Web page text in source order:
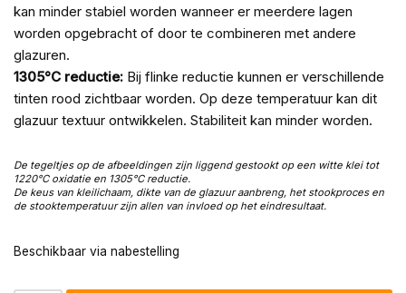
kan minder stabiel worden wanneer er meerdere lagen
worden opgebracht of door te combineren met andere
glazuren.
1305°C reductie: Bij flinke reductie kunnen er verschillende
tinten rood zichtbaar worden. Op deze temperatuur kan dit
glazuur textuur ontwikkelen. Stabiliteit kan minder worden.
De tegeltjes op de afbeeldingen zijn liggend gestookt op een witte klei tot
1220°C oxidatie en 1305°C reductie.
De keus van kleilichaam, dikte van de glazuur aanbreng, het stookproces en
de stooktemperatuur zijn allen van invloed op het eindresultaat.
Beschikbaar via nabestelling